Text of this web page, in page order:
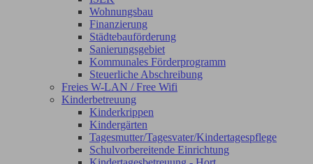
Wohnungsbau
Finanzierung
Städtebauförderung
Sanierungsgebiet
Kommunales Förderprogramm
Steuerliche Abschreibung
Freies W-LAN / Free Wifi
Kinderbetreuung
Kinderkrippen
Kindergärten
Tagesmutter/Tagesvater/Kindertagespflege
Schulvorbereitende Einrichtung